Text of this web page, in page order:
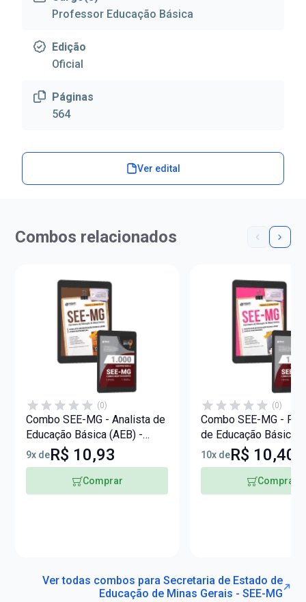
Professor Educação Básica
Edição
Oficial
Páginas
564
Ver edital
Combos relacionados
(0)
Combo SEE-MG - Analista de
Educação Básica (AEB) -
Assistente Social
9x deR$ 10,93
Comprar
(0)
Combo SEE-MG -
de Educação Básica
Língua Portuguesa
10x deR$ 10,40
Comprar
Ver todas combos para Secretaria de Estado de
Educação de Minas Gerais - SEE-MG